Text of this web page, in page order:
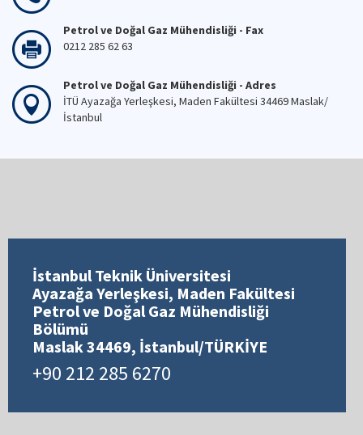
Petrol ve Doğal Gaz Mühendisliği - Fax
0212 285 62 63
Petrol ve Doğal Gaz Mühendisliği - Adres
İTÜ Ayazağa Yerleşkesi, Maden Fakültesi 34469 Maslak/
İstanbul
İstanbul Teknik Üniversitesi
Ayazağa Yerleşkesi, Maden Fakültesi
Petrol ve Doğal Gaz Mühendisliği
Bölümü
Maslak 34469, İstanbul/TÜRKİYE
+90 212 285 6270